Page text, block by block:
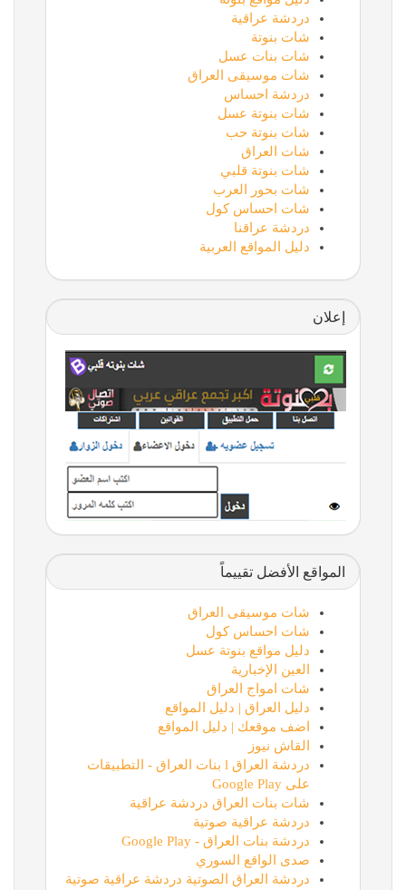
دردشة عراقية
شات بنوتة
شات بنات عسل
شات موسيقى العراق
دردشة احساس
شات بنوتة عسل
شات بنوتة حب
شات العراق
شات بنوتة قلبي
شات بحور العرب
شات احساس كول
دردشة عراقنا
دليل المواقع العربية
إعلان
المواقع الأفضل تقييماً
شات موسيقى العراق
شات احساس كول
دليل مواقع بنوتة عسل
العين الإخبارية
شات امواج العراق
دليل العراق | دليل المواقع
اضف موقعك | دليل المواقع
القاش نيوز
دردشة العراق l بنات العراق - التطبيقات
على Google Play
شات بنات العراق دردشة عراقية
دردشة عراقية صوتية
دردشة بنات العراق - Google Play
صدى الواقع السوري
دردشة العراق الصوتية دردشة عراقية صوتية